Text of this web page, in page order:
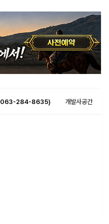
(063-284-8635) 개발사공간